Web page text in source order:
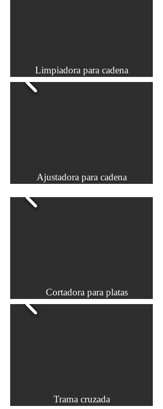
Limpiadora para cadena
Ajustadora para cadena
Cortadora para platas
Trama cruzada